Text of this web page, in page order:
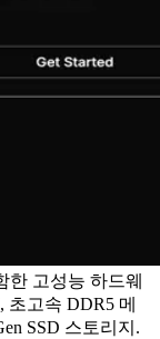
한 고성능 하드웨
고속 DDR5 메
SSD 스토리지.